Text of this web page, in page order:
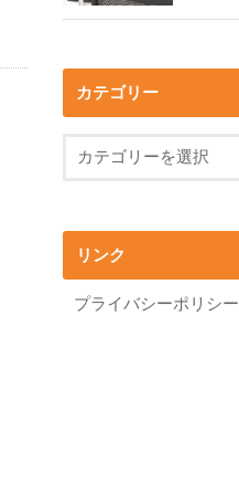
カテゴリー
リンク
プライバシーポリシー